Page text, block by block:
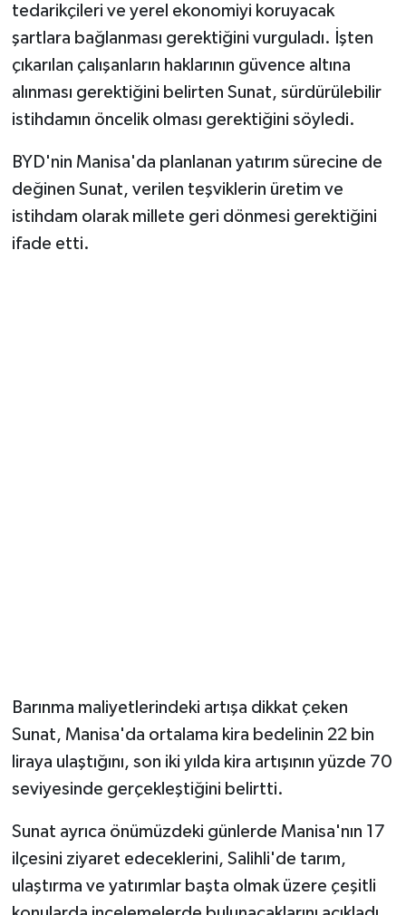
tedarikçileri ve yerel ekonomiyi koruyacak
şartlara bağlanması gerektiğini vurguladı. İşten
çıkarılan çalışanların haklarının güvence altına
alınması gerektiğini belirten Sunat, sürdürülebilir
istihdamın öncelik olması gerektiğini söyledi.
BYD'nin Manisa'da planlanan yatırım sürecine de
değinen Sunat, verilen teşviklerin üretim ve
istihdam olarak millete geri dönmesi gerektiğini
ifade etti.
Barınma maliyetlerindeki artışa dikkat çeken
Sunat, Manisa'da ortalama kira bedelinin 22 bin
liraya ulaştığını, son iki yılda kira artışının yüzde 70
seviyesinde gerçekleştiğini belirtti.
Sunat ayrıca önümüzdeki günlerde Manisa'nın 17
ilçesini ziyaret edeceklerini, Salihli'de tarım,
ulaştırma ve yatırımlar başta olmak üzere çeşitli